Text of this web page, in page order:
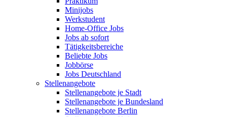
Minijobs
Werkstudent
Home-Office Jobs
Jobs ab sofort
Tätigkeitsbereiche
Beliebte Jobs
Jobbörse
Jobs Deutschland
Stellenangebote
Stellenangebote je Stadt
Stellenangebote je Bundesland
Stellenangebote Berlin